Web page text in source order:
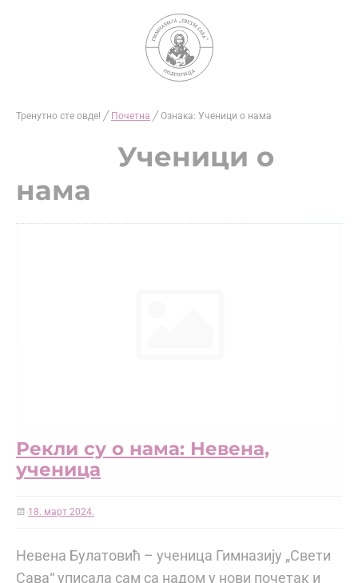
Тренутно сте овде! ╱ Почетна ╱ Ознака: Ученици о нама
Ученици о
нама
Рекли су о нама: Невена,
ученица
18. март 2024.
Невена Булатовић – ученица Гимназију „Свети
Сава“ уписала сам са надом у нови почетак и